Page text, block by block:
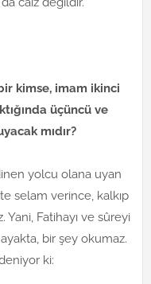
kimse, imam ikinci
üçüncü ve
mıdır?
yolcu olana uyan
selam verince, kalkıp
Yani, Fatihayı ve sûreyi
bir şey okumaz.
ki: